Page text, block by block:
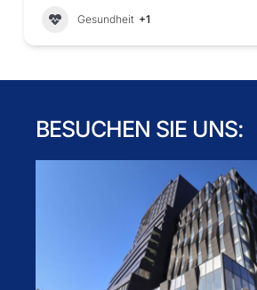
Gesundheit +1
BESUCHEN SIE UNS: